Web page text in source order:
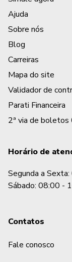
Ajuda
Sobre nós
Blog
Carreiras
Mapa do site
Validador de
Parati Financeira
2ª via de boletos
Horário de
Segunda a
Sábado: 08:00 -
Contatos
Fale conosco